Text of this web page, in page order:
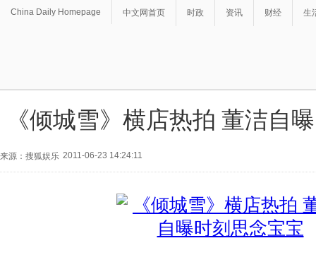
China Daily Homepage 中文网首页 时政 资讯 财经 生
《倾城雪》横店热拍 董洁自
来源：搜狐娱乐 2011-06-23 14:24:11